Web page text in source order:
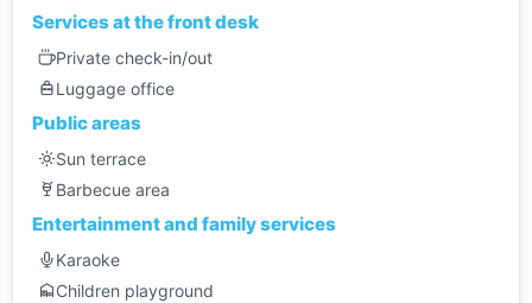
Services at the front desk
Private check-in/out
Luggage office
Public areas
Sun terrace
Barbecue area
Entertainment and family services
Karaoke
Children playground